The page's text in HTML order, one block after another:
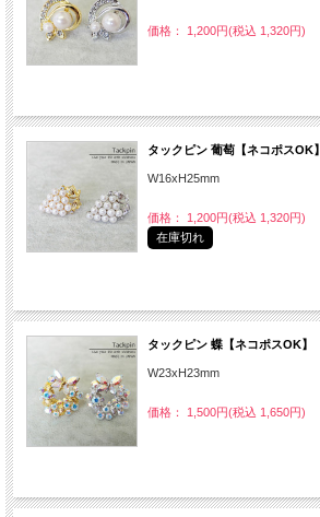
価格： 1,200円(税込 1,320円)
タックピン 葡萄【ネコポスOK】
W16xH25mm
価格： 1,200円(税込 1,320円)
在庫切れ
タックピン 蝶【ネコポスOK】
W23xH23mm
価格： 1,500円(税込 1,650円)